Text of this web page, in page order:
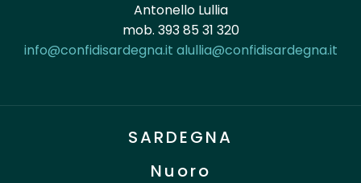
Antonello Lullia
mob. 393 85 31 320
info@confidisardegna.it alullia@confidisardegna.it
SARDEGNA
Nuoro